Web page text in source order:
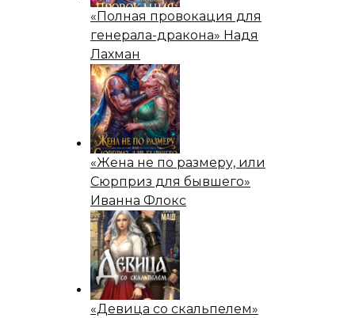
«Полная провокация для
генерала-дракона» Надя
Лахман
«Жена не по размеру, или
Сюрприз для бывшего»
Иванна Флокс
«Девица со скальпелем»